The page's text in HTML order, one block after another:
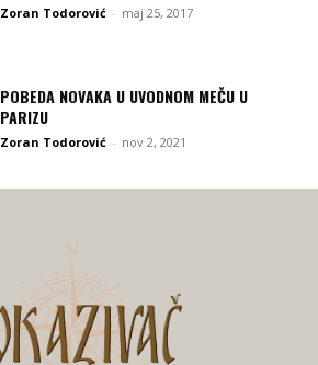
Zoran Todorović - maj 25, 2017
POBEDA NOVAKA U UVODNOM MEČU U
PARIZU
Zoran Todorović - nov 2, 2021